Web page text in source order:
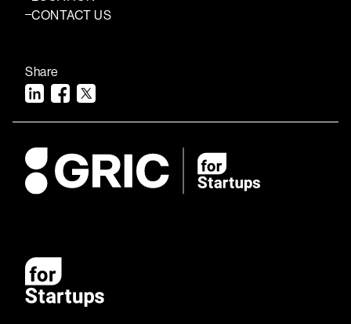
CONTACT US
Share